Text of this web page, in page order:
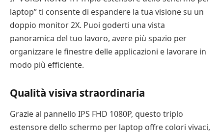
laptop” ti consente di espandere la tua visione su un
doppio monitor 2X. Puoi goderti una vista
panoramica del tuo lavoro, avere più spazio per
organizzare le finestre delle applicazioni e lavorare in
modo più efficiente.
Qualità visiva straordinaria
Grazie al pannello IPS FHD 1080P, questo triplo
estensore dello schermo per laptop offre colori vivaci,